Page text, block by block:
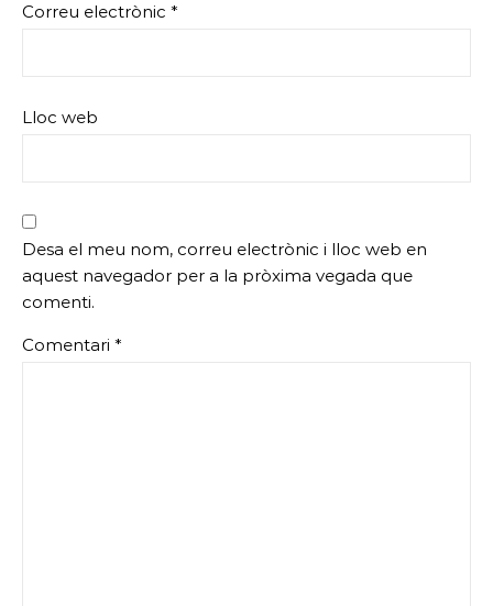
Correu electrònic *
Lloc web
Desa el meu nom, correu electrònic i lloc web en
aquest navegador per a la pròxima vegada que
comenti.
Comentari *